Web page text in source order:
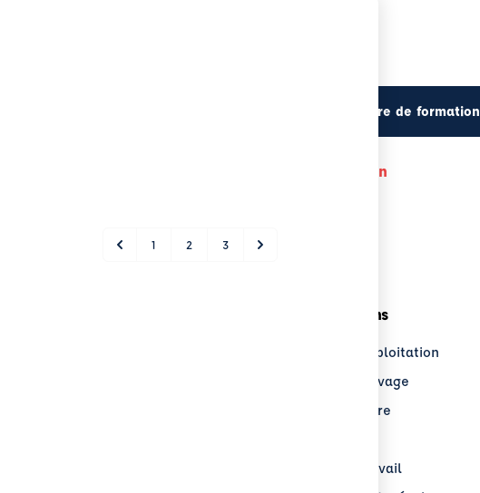
Centre de formation
Aucun centre a des disponibilité pour cette formation
1 2 3
Nos Formations
Transport & exploitation
Logistique & levage
Sécurité routière
Sécurité au travail